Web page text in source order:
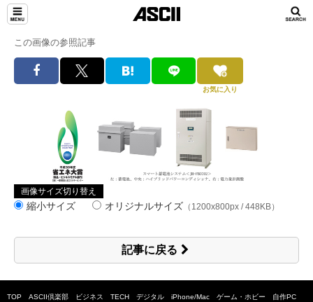
この画像の参照記事
お気に入り
画像サイズ切り替え
縮小サイズ オリジナルサイズ （1200x800px / 448KB）
記事に戻る
TOP ASCII倶楽部 ビジネス TECH デジタル iPhone/Mac ゲーム・ホビー 自作PC